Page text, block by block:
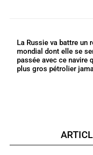
La Russie va battre un
mondial dont elle se
passée avec ce navire
plus gros pétrolier